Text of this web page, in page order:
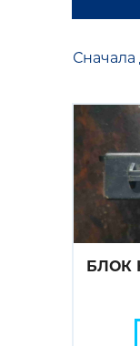
Сначала
БЛОК